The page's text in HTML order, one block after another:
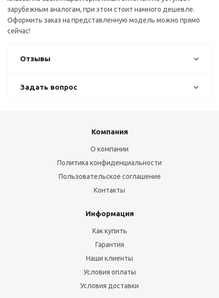
зарубежным аналогам, при этом стоит намного дешевле.
Оформить заказ на представленную модель можно прямо
сейчас!
Отзывы
Задать вопрос
Компания
О компании
Политика конфиденциальности
Пользовательское соглашение
Контакты
Информация
Как купить
Гарантия
Наши клиенты
Условия оплаты
Условия доставки